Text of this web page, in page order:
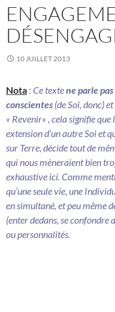
10 JUILLET 2013
Nota : Ce textene parle pas
conscientes (de Soi, donc)
« Revenir« , cela signifie
extension d’un autre Soi et
sur Terre, décide tout de
qui nous mèneraient bien
exhaustive ici. Comme
qu’une seule vie, une
en simultané, et peu même
(enter dedans, se confondre
ou personnalités.